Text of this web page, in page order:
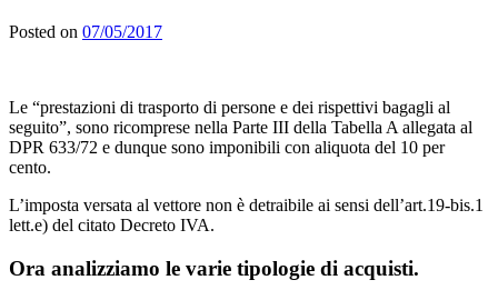
Posted on 07/05/2017
Le “prestazioni di trasporto di persone e dei rispettivi bagagli al
seguito”, sono ricomprese nella Parte III della Tabella A allegata al
DPR 633/72 e dunque sono imponibili con aliquota del 10 per
cento.
L’imposta versata al vettore non è detraibile ai sensi dell’art.19-bis.1
lett.e) del citato Decreto IVA.
Ora analizziamo le varie tipologie di acquisti.